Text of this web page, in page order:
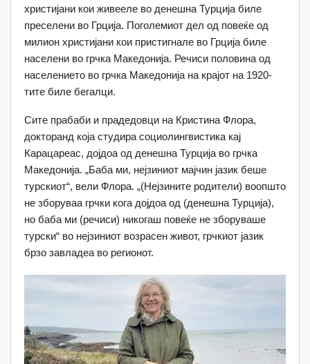
христијани кои живееле во денешна Турција биле
преселени во Грција. Поголемиот дел од повеќе од
милион христијани кои пристигнале во Грција биле
населени во грчка Македонија. Речиси половина од
населението во грчка Македонија на крајот на 1920-
тите биле бегалци.
Сите прабаби и прадедовци на Кристина Флора,
докторанд која студира социолингвистика кај
Карацареас, дојдоа од денешна Турција во грчка
Македонија. „Баба ми, нејзиниот мајчин јазик беше
турскиот“, вели Флора. „(Нејзините родители) воопшто
не зборуваа грчки кога дојдоа од (денешна Турција),
но баба ми (речиси) никогаш повеќе не зборуваше
турски“ во нејзиниот возрасен живот, грчкиот јазик
брзо завладеа во регионот.